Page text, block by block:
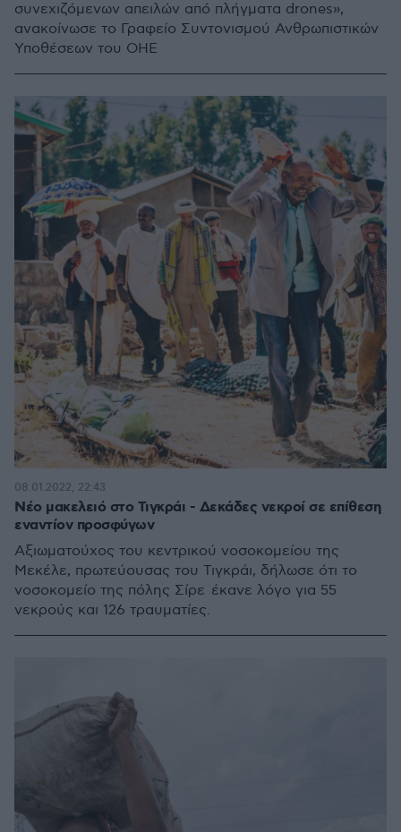
συνεχιζόμενων απειλών από πλήγματα drones»,
ανακοίνωσε το Γραφείο Συντονισμού Ανθρωπιστικών
Υποθέσεων του ΟΗΕ
Νέο μακελειό στο Τιγκράι - Δεκάδες νεκροί σε επίθεση
εναντίον προσφύγων
Αξιωματούχος του κεντρικού νοσοκομείου της
Μεκέλε, πρωτεύουσας του Τιγκράι, δήλωσε ότι το
νοσοκομείο της πόλης Σίρε έκανε λόγο για 55
νεκρούς και 126 τραυματίες.
08.01.2022, 22:43